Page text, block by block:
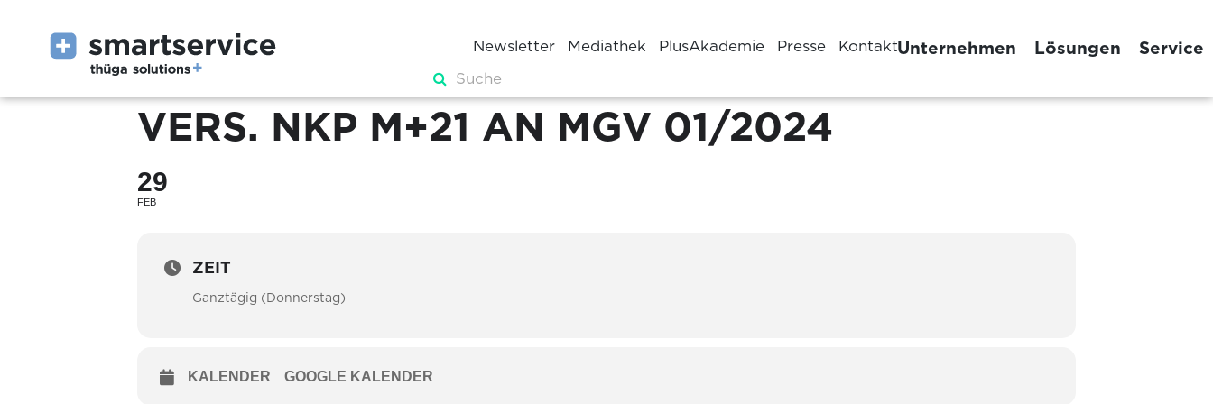
Newsletter Mediathek PlusAkademie Presse KontaktUnternehmen Lösungen Service
VERS. NKP M+21 AN MGV 01/2024
29
FEB
ZEIT
Ganztägig (Donnerstag)
KALENDER GOOGLE KALENDER